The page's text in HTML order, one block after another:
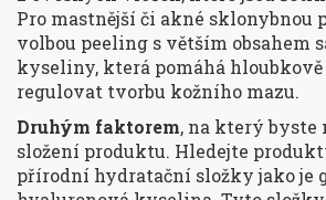
Pro mastnější či akné sklonybnou
volbou peeling s větším obsahem
kyseliny, která pomáhá
regulovat tvorbu kožního mazu.
Druhým faktorem, na který byste
složení produktu. Hledejte
přírodní hydratační složky jako je